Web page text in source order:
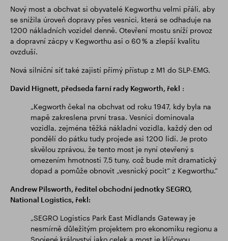
Nový most a obchvat si obyvatelé Kegworthu velmi přáli, aby
se snížila úroveň dopravy přes vesnici, která se odhaduje na
1200 nákladních vozidel denně. Otevření mostu sníží provoz
a dopravní zácpy v Kegworthu asi o 60 % a zlepší kvalitu
ovzduší.
Nová silniční síť také zajistí přímý přístup z M1 do SLP-EMG.
David Hignett, předseda farní rady Kegworth, řekl :
„Kegworth čekal na obchvat od roku 1947, kdy byla na
mapě zakreslena první trasa. Vesnici dominovala
vozidla, zejména těžká nákladní vozidla, každý den od
pondělí do pátku tudy projede asi 1200 lidí. Je proto
skvělou zprávou, že tento most je nyní otevřený s
omezením hmotnosti 7,5 tuny, což bude mít dramatický
dopad a pomůže obnovit „vesnický pocit“ z Kegworthu.“
Andrew Pilsworth, ředitel obchodní jednotky SEGRO,
National Logistics, řekl:
„SEGRO Logistics Park East Midlands Gateway je
nesmírně důležitým projektem pro ekonomiku regionu a
Spojené království jako celek a most je klíčovou